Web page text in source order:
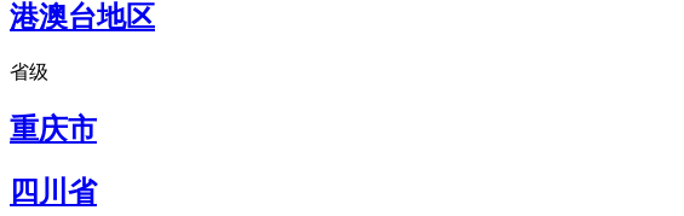
港澳台地区
省级
重庆市
四川省